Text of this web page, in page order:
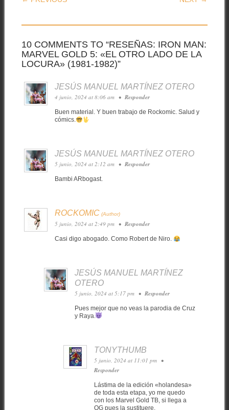
10 COMMENTS TO “RESEÑAS: IRON MAN:
MARVEL GOLD 5: «EL OTRO LADO DE LA
LOCURA» (1981-1982)”
JESÚS MANUEL MARTÍNEZ OTERO
4 junio, 2024 at 8:06 am • Responder
Buen material. Y buen trabajo de Rockomic. Salud y
cómics.
JESÚS MANUEL MARTÍNEZ OTERO
5 junio, 2024 at 2:12 am • Responder
Bambi ARbogast.
ROCKOMIC
5 junio, 2024 at 2:49 pm • Responder
Casi digo abogado. Como Robert de Niro.
JESÚS MANUEL MARTÍNEZ
OTERO
5 junio, 2024 at 5:17 pm • Responder
Pues mejor que no veas la parodia de Cruz
y Raya.
TONYTHUMB
5 junio, 2024 at 11:01 pm •
Responder
Lástima de la edición «holandesa»
de toda esta etapa, yo me quedo
con los Marvel Gold TB, si llega a
OG pues la sustituere.